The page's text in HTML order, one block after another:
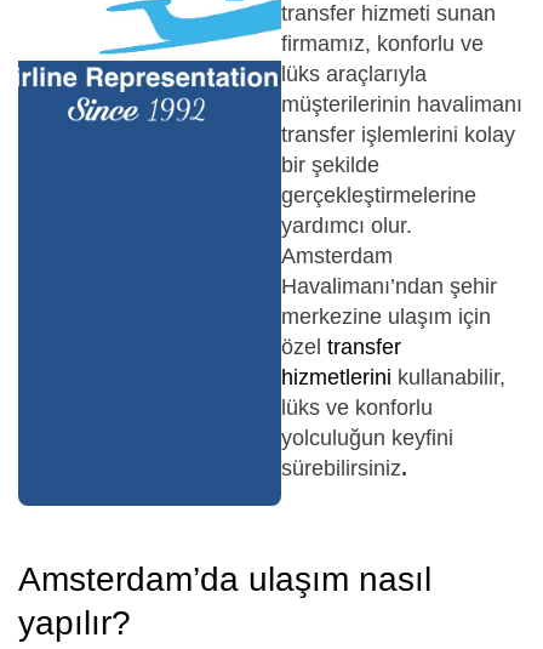
transfer hizmeti sunan
firmamız, konforlu ve
lüks araçlarıyla
müşterilerinin havalimanı
transfer işlemlerini kolay
bir şekilde
gerçekleştirmelerine
yardımcı olur.
Amsterdam
Havalimanı’ndan şehir
merkezine ulaşım için
özel transfer
hizmetlerini kullanabilir,
lüks ve konforlu
yolculuğun keyfini
sürebilirsiniz.
Amsterdam’da ulaşım nasıl
yapılır?